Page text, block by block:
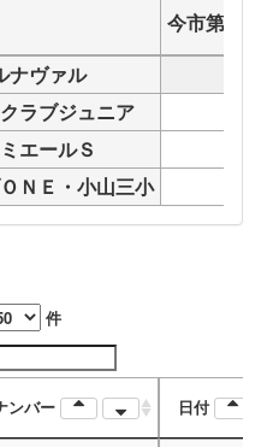
今市第三
ナヴァル
ラブジュニア
エールＳ
ＮＥ・小山三小
件
ンバー 日付